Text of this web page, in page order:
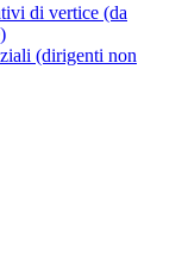
di vertice (da
(dirigenti non